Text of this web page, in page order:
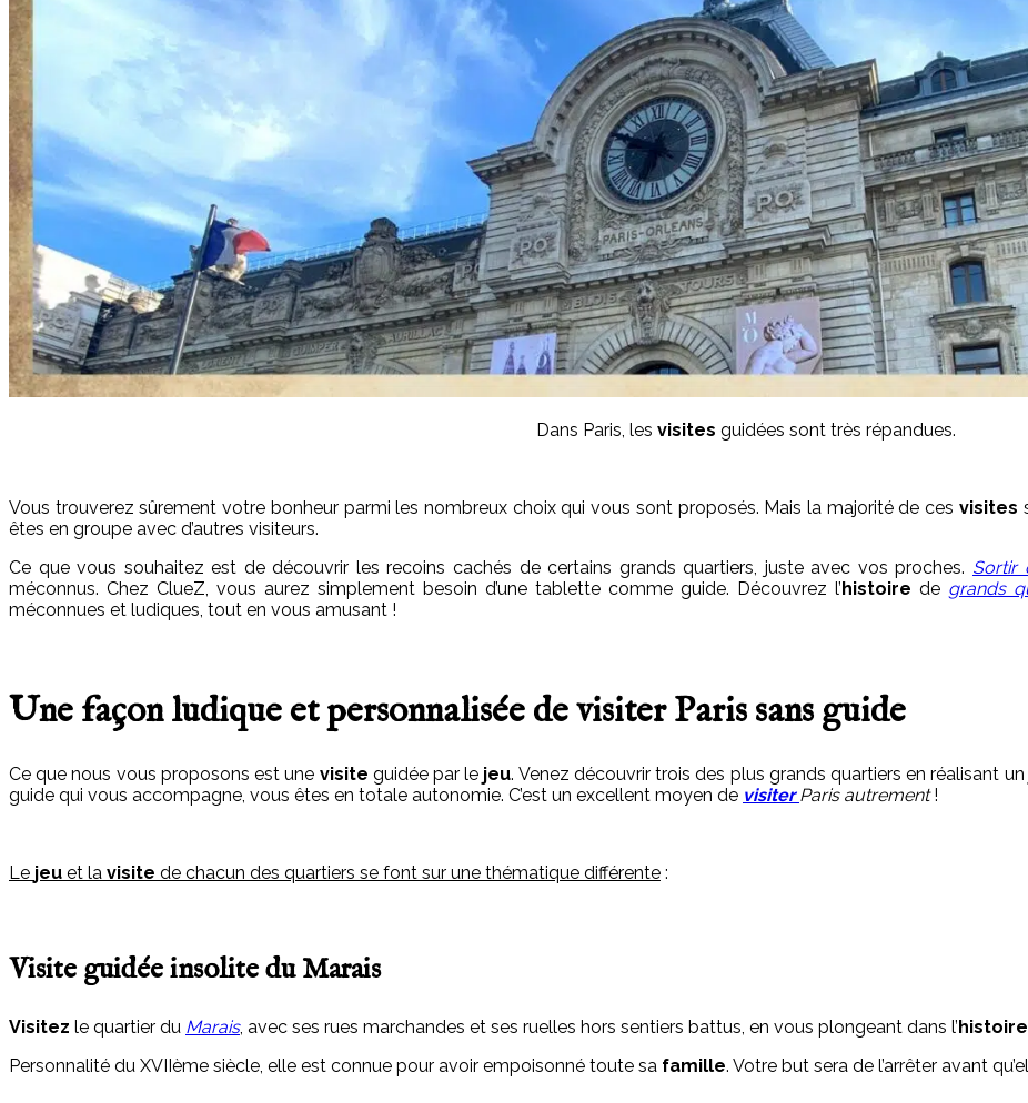
Dans Paris, les visites guidées sont très répandues.
Vous trouverez sûrement votre bonheur parmi les nombreux choix qui vous sont proposés. Mais la majorité de ces visites
êtes en groupe avec d’autres visiteurs.
Ce que vous souhaitez est de découvrir les recoins cachés de certains grands quartiers, juste avec vos proches. Sortir
méconnus. Chez ClueZ, vous aurez simplement besoin d’une tablette comme guide. Découvrez l’histoire de grands
méconnues et ludiques, tout en vous amusant !
Une façon ludique et personnalisée de visiter Paris sans guide
Ce que nous vous proposons est une visite guidée par le jeu. Venez découvrir trois des plus grands quartiers en réalisant un
guide qui vous accompagne, vous êtes en totale autonomie. C’est un excellent moyen de visiterParis autrement!
Le jeu et la visite de chacun des quartiers se font sur une thématique différente :
Visite guidée insolite du Marais
Visitez le quartier du Marais, avec ses rues marchandes et ses ruelles hors sentiers battus, en vous plongeant dans l’histoire
Personnalité du XVIIème siècle, elle est connue pour avoir empoisonné toute sa famille. Votre but sera de l’arrêter avant